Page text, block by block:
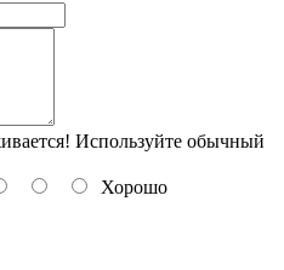
Используйте обычный
Хорошо